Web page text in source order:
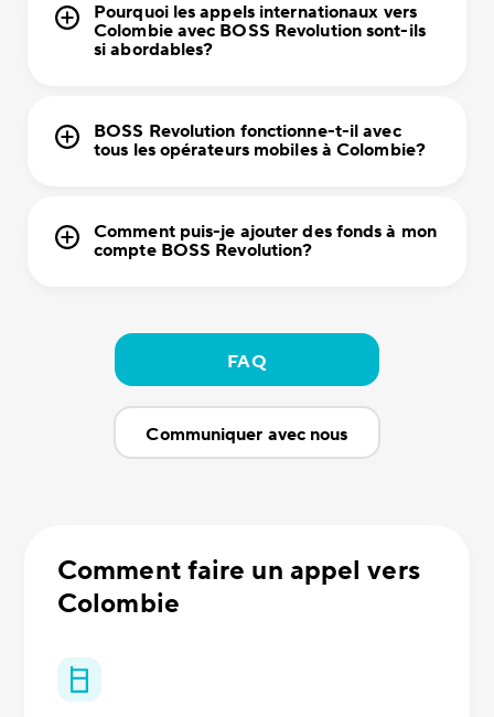
Pourquoi les appels internationaux vers
Colombie avec BOSS Revolution sont-ils
si abordables?
BOSS Revolution fonctionne-t-il avec
tous les opérateurs mobiles à Colombie?
Comment puis-je ajouter des fonds à mon
compte BOSS Revolution?
FAQ
Communiquer avec nous
Comment faire un appel vers
Colombie